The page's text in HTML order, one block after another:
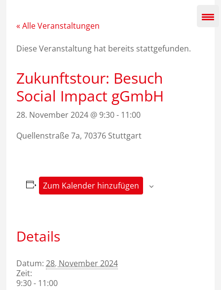
springen« Alle Veranstaltungen
Diese Veranstaltung hat bereits stattgefunden.
Zukunftstour: Besuch
Social Impact gGmbH
28. November 2024 @ 9:30- 11:00
Quellenstraße 7a, 70376 Stuttgart
Zum Kalender hinzufügen
Details
Datum: 28. November 2024
Zeit:
9:30 - 11:00